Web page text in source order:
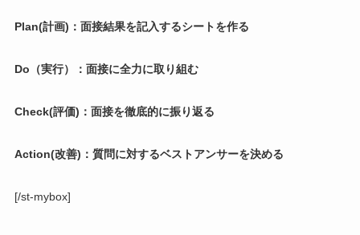
Plan(計画) ：面接結果を記入するシートを作る
Do （実行）：面接に全力に取り組む
Check(評価) ：面接を徹底的に振り返る
Action(改善) ：質問に対するベストアンサーを決める
[/st-mybox]